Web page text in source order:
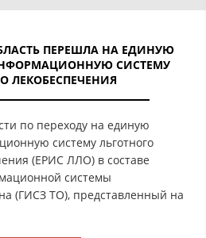
ПЕРЕШЛА НА ЕДИНУЮ
СИСТЕМУ
ЛЕКОБЕСПЕЧЕНИЯ
по переходу на единую
систему льготного
(ЕРИС ЛЛО) в составе
системы
(ГИСЗ ТО), представленный на